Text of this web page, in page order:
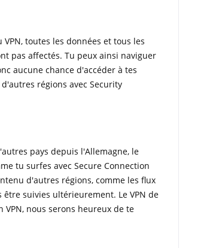
toutes les données et tous les
pas affectés. Tu peux ainsi naviguer
aucune chance d'accéder à tes
régions avec Security
pays depuis l'Allemagne, le
tu surfes avec Secure Connection
d'autres régions, comme les flux
suivies ultérieurement. Le VPN de
nous serons heureux de te